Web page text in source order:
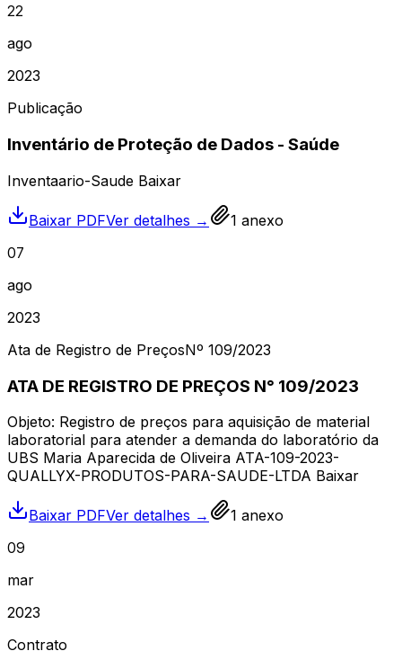
22
ago
2023
Publicação
Inventário de Proteção de Dados - Saúde
Inventaario-Saude Baixar
Baixar PDFVer detalhes → 1 anexo
07
ago
2023
Ata de Registro de PreçosNº 109/2023
ATA DE REGISTRO DE PREÇOS N° 109/2023
Objeto: Registro de preços para aquisição de material
laboratorial para atender a demanda do laboratório da
UBS Maria Aparecida de Oliveira ATA-109-2023-
QUALLYX-PRODUTOS-PARA-SAUDE-LTDA Baixar
Baixar PDFVer detalhes → 1 anexo
09
mar
2023
Contrato